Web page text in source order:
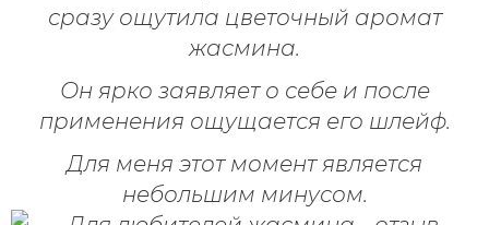
сразу ощутила цветочный аромат
жасмина.
Он ярко заявляет о себе и после
применения ощущается его шлейф.
Для меня этот момент является
небольшим минусом.